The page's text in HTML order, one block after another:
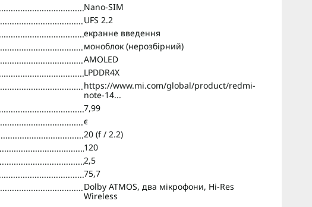
Nano-SIM
UFS 2.2
екранне введення
моноблок (нерозбірний)
AMOLED
LPDDR4X
https://www.mi.com/global/product/redmi-
note-14...
7,99
є
20 (f / 2.2)
120
2,5
75,7
Dolby ATMOS, два мікрофони, Hi-Res
Wireless